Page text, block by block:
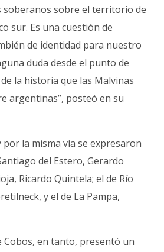
soberanos sobre el territorio de
sur. Es una cuestión de
de identidad para nuestro
duda desde el punto de
la historia que las Malvinas
argentinas”, posteó en su
por la misma vía se expresaron
del Estero, Gerardo
Ricardo Quintela; el de Río
y el de La Pampa,
Cobos, en tanto, presentó un